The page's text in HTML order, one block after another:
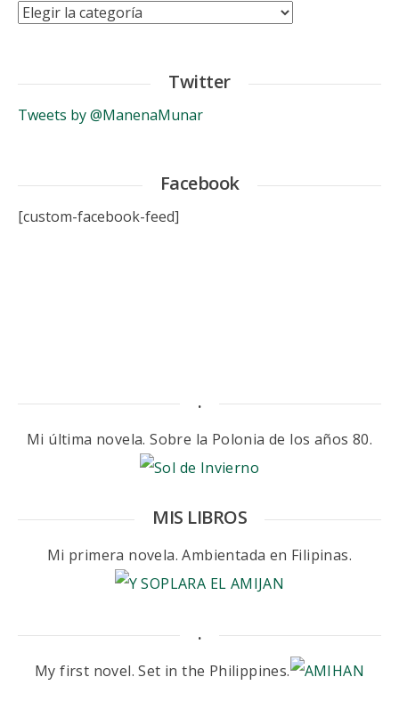
Categorías
Twitter
Tweets by @ManenaMunar
Facebook
[custom-facebook-feed]
.
Mi última novela. Sobre la Polonia de los años 80.
MIS LIBROS
Mi primera novela. Ambientada en Filipinas.
.
My first novel. Set in the Philippines.